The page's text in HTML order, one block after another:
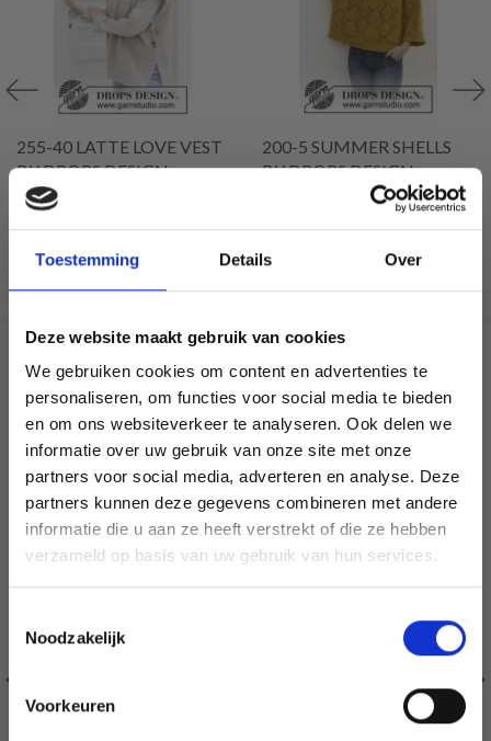
Toestemming Details Over
Deze website maakt gebruik van cookies
We gebruiken cookies om content en advertenties te
personaliseren, om functies voor social media te bieden
en om ons websiteverkeer te analyseren. Ook delen we
informatie over uw gebruik van onze site met onze
partners voor social media, adverteren en analyse. Deze
partners kunnen deze gegevens combineren met andere
informatie die u aan ze heeft verstrekt of die ze hebben
verzameld op basis van uw gebruik van hun services.
Noodzakelijk
Voorkeuren
255-40 LATTE LOVE VEST
BY DROPS DESIGN
EUR 34.05EUR 38.55
Bekijk alle opties
200-5 SUMMER SHELLS
BY DROPS DESIGN
EUR 24.20
Bekijk alle opties
Économisez jusqu'à 50 %
Soyez le premier à connaître nos soldes et